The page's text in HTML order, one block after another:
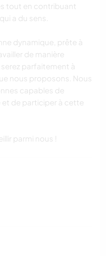
tout en contribuant
a du sens.
dynamique, prête à
de manière
parfaitement à
nous proposons. Nous
capables de
et de participer à cette
parmi nous !